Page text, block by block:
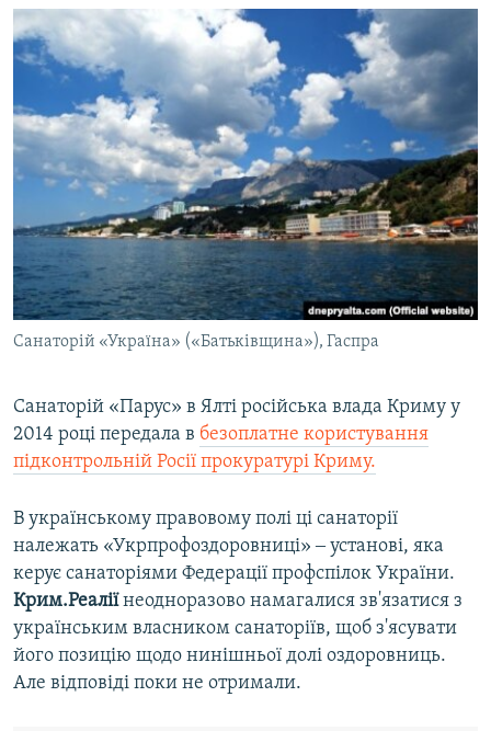
Санаторій «Україна» («Батьківщина»), Гаспра
Санаторій «Парус» в Ялті російська влада Криму у
2014 році передала в безоплатне користування
підконтрольній Росії прокуратурі Криму.
В українському правовому полі ці санаторії
належать «Укрпрофоздоровниці» ‒ установі, яка
керує санаторіями Федерації профспілок України.
Крим.Реаліїнеодноразово намагалися зв'язатися з
українським власником санаторіїв, щоб з'ясувати
його позицію щодо нинішньої долі оздоровниць.
Але відповіді поки не отримали.